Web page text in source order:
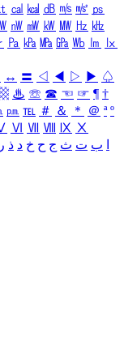
㎈ ㎉ ㏈ ㎧ ㎨ ㎰
㎻ ㎽ ㎾ ㎿ ㎐ ㎑
㎩ ㎪ ㎫ ㎬ ㏝ ㏐
㏓
↔ 〓 ◁ ◀ ▷ ▶ ♤
♨ ☏ ☎ ☜ ☞ ¶ †
㏘ ℡ ＃ ＆ ＊ ＠ ª º
Ⅵ Ⅶ Ⅷ Ⅸ Ⅹ
ب ت ث ج ح خ د ذ ر